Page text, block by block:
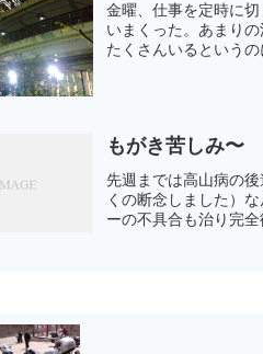
金曜、仕事を定時に
いまくった。あまり
たくさんいるという
もがき苦しみ〜
先週までは高山病の
くの断念しました）
ーの不具合も治り完全